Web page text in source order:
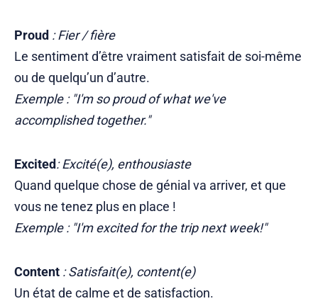
Proud : Fier / fière
Le sentiment d’être vraiment satisfait de soi-même
ou de quelqu’un d’autre.
Exemple : "I'm so proud of what we've
accomplished together."
Excited: Excité(e), enthousiaste
Quand quelque chose de génial va arriver, et que
vous ne tenez plus en place !
Exemple : "I'm excited for the trip next week!"
Content : Satisfait(e), content(e)
Un état de calme et de satisfaction.